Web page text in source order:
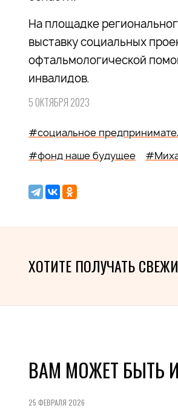
На площадке
выставку социальных
офтальмологической
инвалидов.
5 ОКТЯБРЯ 2023
#социальное
#фонд наше будущее
ХОТИТЕ ПОЛУЧАТЬ
ВАМ МОЖЕТ БЫТЬ
25 ФЕВРАЛЯ 2026